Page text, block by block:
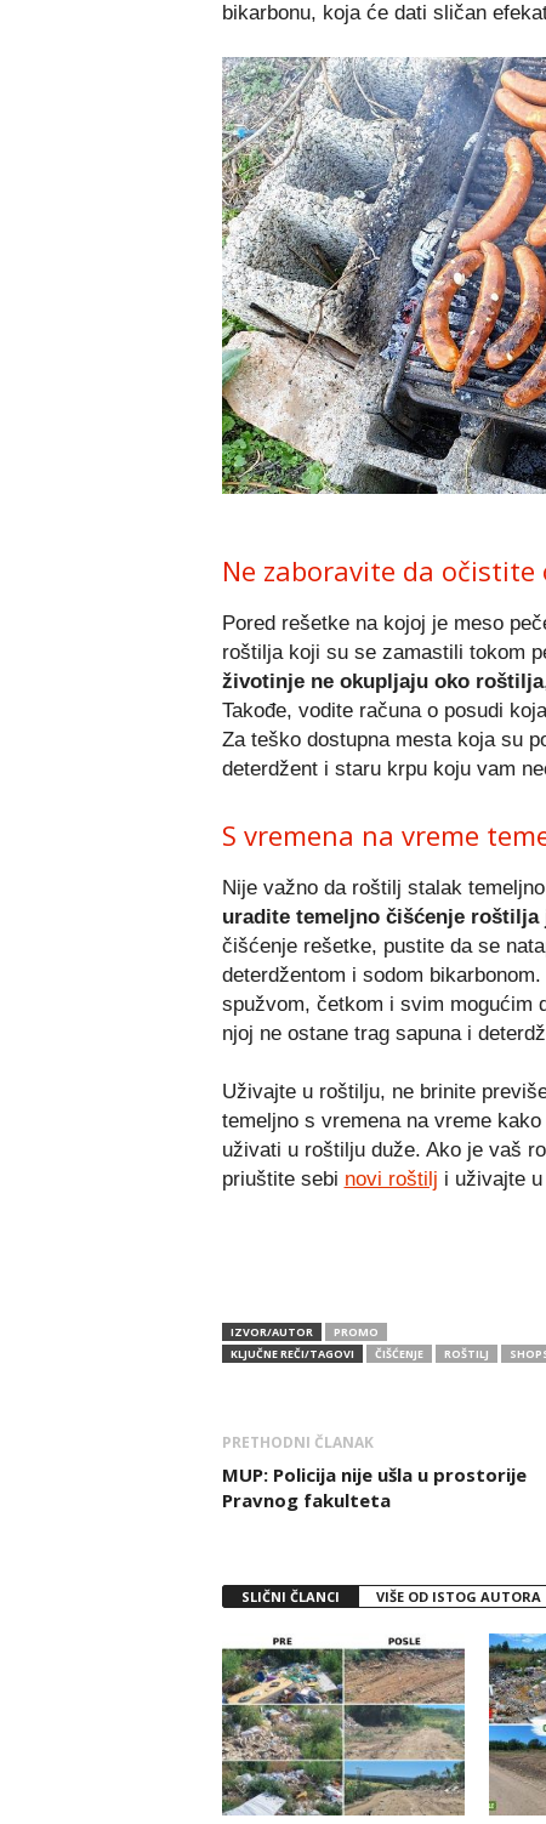
bikarbonu, koja će dati sličan
Ne zaboravite da
Pored rešetke na kojoj je meso
roštilja koji su se zamastili tokom
životinje ne okupljaju oko roštilja
Takođe, vodite računa o posudi
Za teško dostupna mesta koja su
deterdžent i staru krpu koju vam
S vremena na vreme
Nije važno da roštilj stalak
uradite temeljno čišćenje roštilja
čišćenje rešetke, pustite da se
deterdžentom i sodom
spužvom, četkom i svim mogućim
njoj ne ostane trag sapuna i
Uživajte u roštilju, ne brinite
temeljno s vremena na vreme
uživati u roštilju duže. Ako je vaš
priuštite sebi novi roštilj i uživajte
IZVOR/AUTOR
PROMO
KLJUČNE REČI/TAGOVI
ČIŠĆENJE ROŠTILJ
PRETHODNI ČLANAK
MUP: Policija nije ušla u prostorije
Pravnog fakulteta
SLIČNI ČLANCI VIŠE OD ISTOG AUTORA